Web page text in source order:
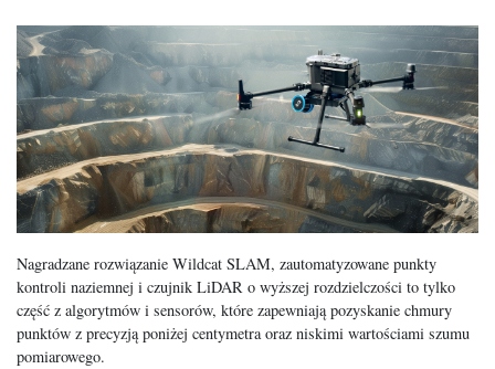
Nagradzane rozwiązanie Wildcat SLAM, zautomatyzowane punkty
kontroli naziemnej i czujnik LiDAR o wyższej rozdzielczości to tylko
część z algorytmów i sensorów, które zapewniają pozyskanie chmury
punktów z precyzją poniżej centymetra oraz niskimi wartościami szumu
pomiarowego.